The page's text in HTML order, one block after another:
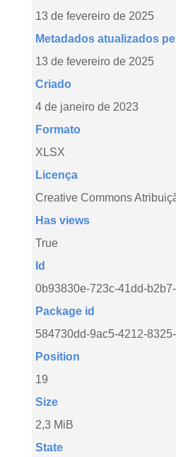
13 de fevereiro de 2025
Metadados atualizados
13 de fevereiro de 2025
Criado
4 de janeiro de 2023
Formato
XLSX
Licença
Creative Commons
Has views
True
Id
0b93830e-723c-41dd-
Package id
584730dd-9ac5-4212-
Position
19
Size
2,3 MiB
State